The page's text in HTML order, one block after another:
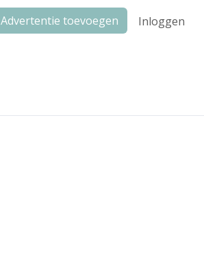
Advertentie toevoegen Inloggen